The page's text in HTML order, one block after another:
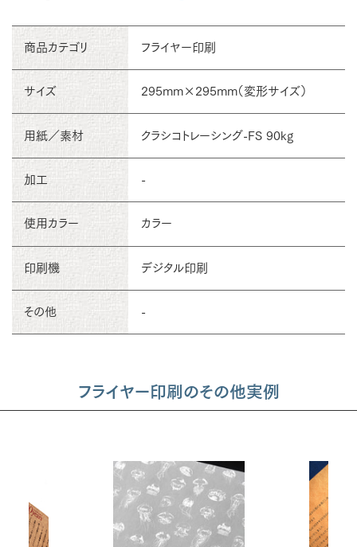
商品カテゴリ フライヤー印刷
サイズ 295mm×295mm（変形サイズ）
用紙／素材 クラシコトレーシング-FS 90kg
加工 -
使用カラー カラー
印刷機 デジタル印刷
その他 -
フライヤー印刷のその他実例